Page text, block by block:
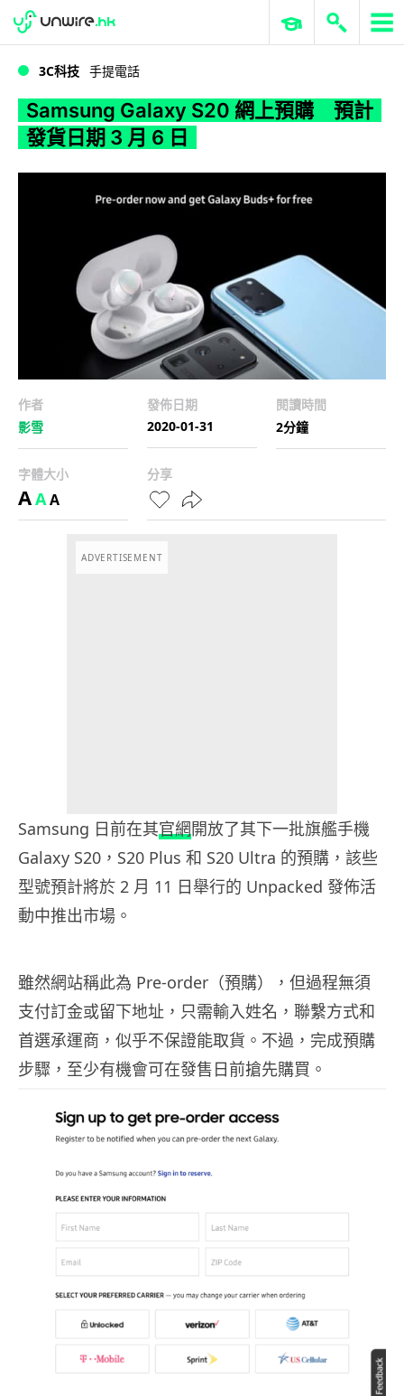
WWDC 2026 ERP 與商業 AI
3C科技 手提電話
Samsung Galaxy S20 網上預購 預計
發貨日期 3 月 6 日
作者
影雪
發佈日期
2020-01-31
閱讀時間
2分鐘
字體大小
AAA
分享
ADVERTISEMENT
Samsung 日前在其官網開放了其下一批旗艦手機
Galaxy S20，S20 Plus 和 S20 Ultra 的預購，該些
型號預計將於 2 月 11 日舉行的 Unpacked 發佈活
動中推出市場。
雖然網站稱此為 Pre-order（預購），但過程無須
支付訂金或留下地址，只需輸入姓名，聯繫方式和
首選承運商，似乎不保證能取貨。不過，完成預購
步驟，至少有機會可在發售日前搶先購買。